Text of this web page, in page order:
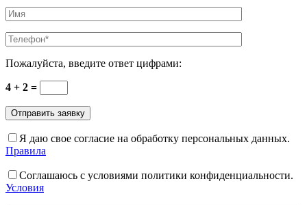
Пожалуйста, введите ответ цифрами:
4 + 2 =
Я даю свое согласие на обработку персональных данных.
Правила
Соглашаюсь с условиями политики конфиденциальности.
Условия